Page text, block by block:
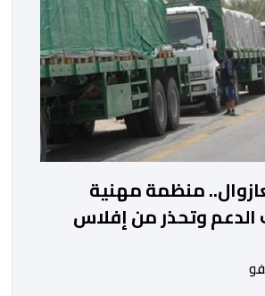
منظمة مهنية
وتحذر من إفلاس